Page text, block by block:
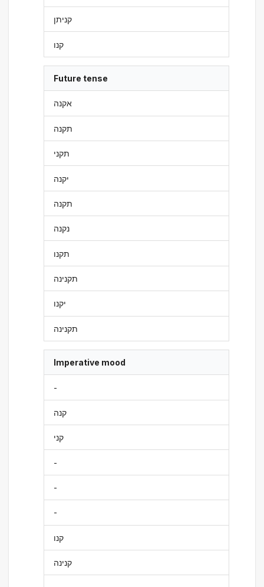
קניתן
קנו
Future tense
אקנה
תקנה
תקני
יקנה
תקנה
נקנה
תקנו
תקנינה
יקנו
תקנינה
Imperative mood
-
קנה
קני
-
-
-
קנו
קנינה